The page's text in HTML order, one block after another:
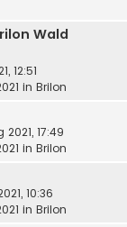
Wald
12:51
in Brilon
2021, 17:49
in Brilon
10:36
in Brilon